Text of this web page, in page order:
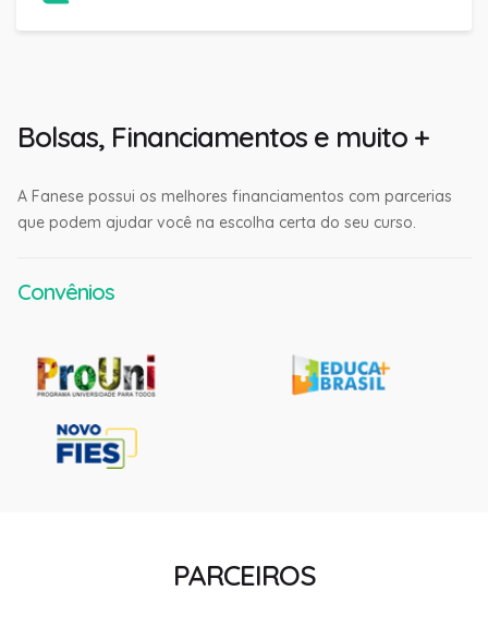
Bolsas, Financiamentos e muito +
A Fanese possui os melhores financiamentos com parcerias
que podem ajudar você na escolha certa do seu curso.
Convênios
PARCEIROS